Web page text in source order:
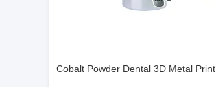
Cobalt Powder Dental 3D Metal Print